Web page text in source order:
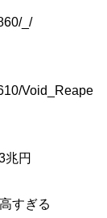
_/
Void_Reape
兆円
すぎる